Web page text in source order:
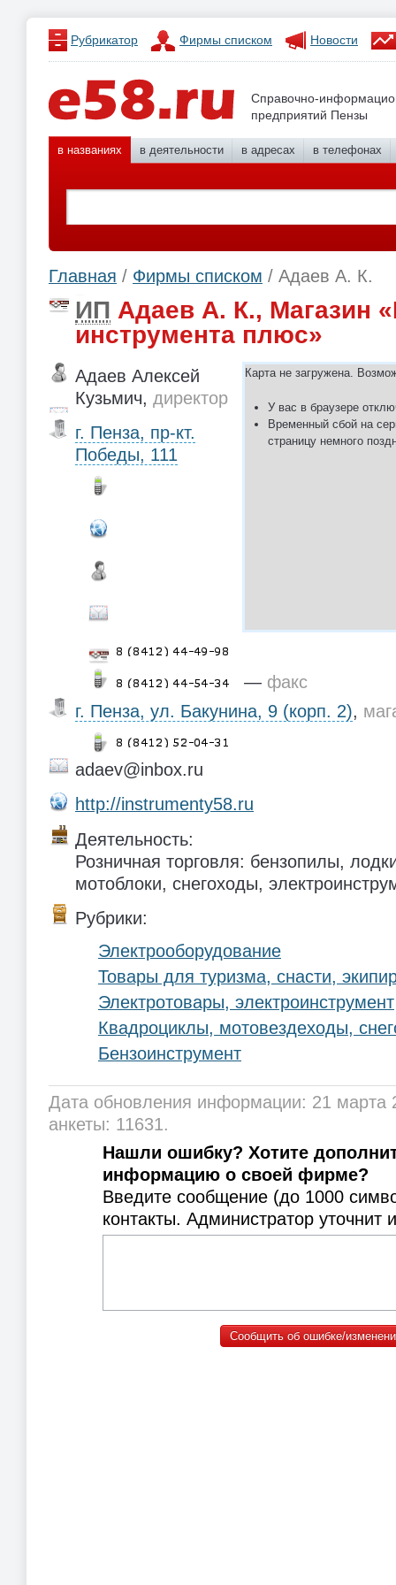
Рубрикатор Фирмы списком Новости
Справочно-
предприятий Пензы
в названиях в деятельности в адресах в телефонах
Главная / Фирмы списком / Адаев А. К.
ИП Адаев А. К., Магазин
инструмента плюс»
Карта не загружена.
У вас в браузере
Временный сбой на
страницу немного
Адаев Алексей
Кузьмич, директор
г. Пенза, пр-кт.
Победы, 111
— факс
г. Пенза, ул. Бакунина, 9 (корп. 2),
adaev@inbox.ru
http://instrumenty58.ru
Деятельность:
Розничная торговля: бензопилы,
мотоблоки, снегоходы,
Рубрики:
Электрооборудование
Товары для туризма, снасти,
Электротовары, электроинструмент
Квадроциклы, мотовездеходы,
Бензоинструмент
Дата обновления информации: 21 марта
анкеты: 11631.
Нашли ошибку? Хотите
информацию о своей фирме?
Введите сообщение (до 1000
контакты. Администратор